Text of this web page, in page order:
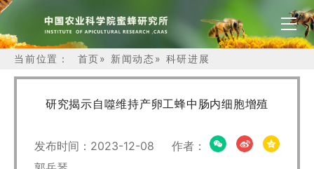
当前位置： 首页» 新闻动态» 科研进展
研究揭示自噬维持产卵工蜂中肠内细胞增殖
发布时间：2023-12-08 作者：